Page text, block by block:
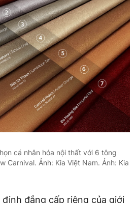
cá nhân hóa nội thất với 6 tông
Carnival. Ảnh: Kia Việt Nam. Ảnh: Kia
đẳng cấp riêng của giới